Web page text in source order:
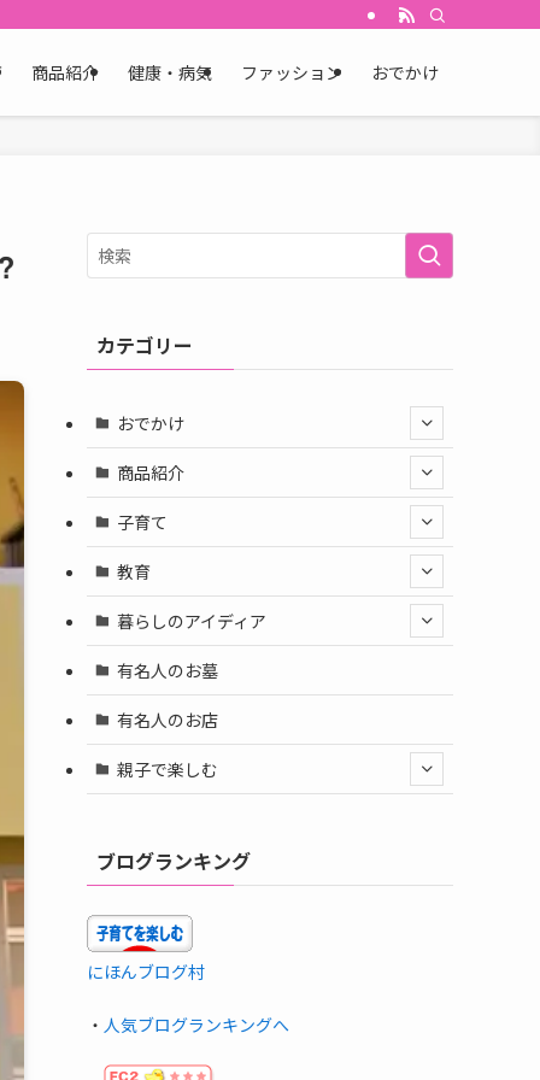
商品紹介 健康・病気 ファッション おでかけ
カテゴリー
おでかけ
商品紹介
子育て
教育
暮らしのアイディア
有名人のお墓
有名人のお店
親子で楽しむ
ブログランキング
にほんブログ村
・ 人気ブログランキングへ